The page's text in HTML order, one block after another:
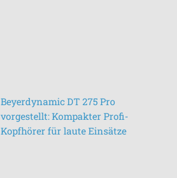
Beyerdynamic DT 275 Pro
vorgestellt: Kompakter Profi-
Kopfhörer für laute Einsätze